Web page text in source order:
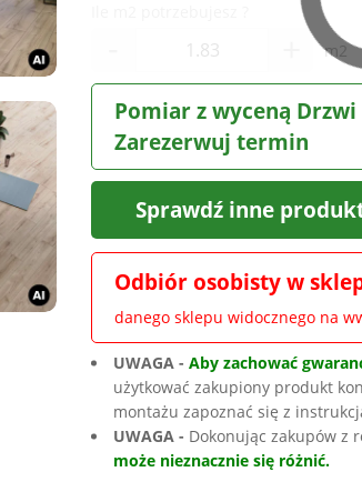
m2
Pomiar z wyceną
Zarezerwuj termin
Sprawdź inne
Odbiór osobisty w
danego sklepu widocznego na
UWAGA -Aby zachować
użytkować zakupiony produkt
montażu zapoznać się z
UWAGA - Dokonując zakupów
może nieznacznie się różnić.